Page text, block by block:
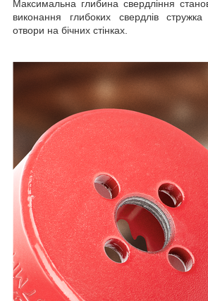
Максимальна глибина свердління
виконання глибоких свердлів
отвори на бічних стінках.